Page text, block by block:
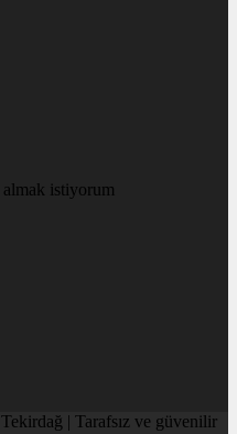
istiyorum
| Tarafsız ve güvenilir